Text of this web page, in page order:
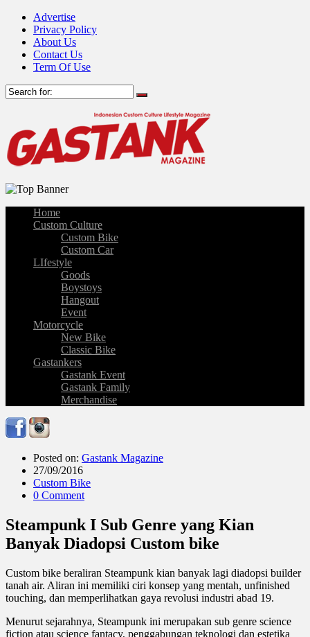
Advertise
Privacy Policy
About Us
Contact Us
Term Of Use
Home
Custom Culture
Custom Bike
Custom Car
LIfestyle
Goods
Boystoys
Hangout
Event
Motorcycle
New Bike
Classic Bike
Gastankers
Gastank Event
Gastank Family
Merchandise
Posted on: Gastank Magazine
27/09/2016
Custom Bike
0 Comment
Steampunk I Sub Genre yang Kian
Banyak Diadopsi Custom bike
Custom bike beraliran Steampunk kian banyak lagi diadopsi builder
tanah air. Aliran ini memiliki ciri konsep yang mentah, unfinished
touching, dan memperlihatkan gaya revolusi industri abad 19.
Menurut sejarahnya, Steampunk ini merupakan sub genre science
fiction atau science fantacy, penggabungan teknologi dan estetika